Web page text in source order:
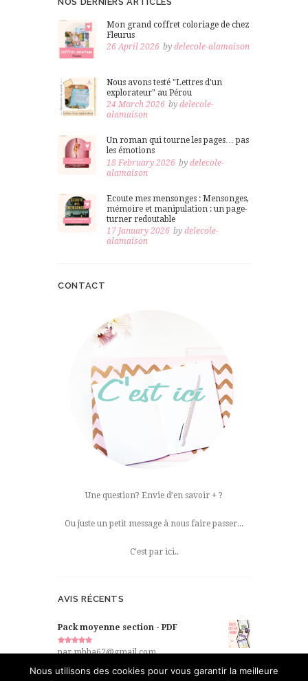
Mon grand coffret coloriage de chez
Fleurus
26 April 2026 bydelecole-alamaison
Nous avons testé "Lettres d'un
explorateur" au Pérou
24 March 2026 bydelecole-
alamaison
Un roman qui tourne les pages… pas
les émotions
18 February 2026 bydelecole-
alamaison
Ecoute mes mensonges : Mensonges,
mémoire et manipulation : un page-
turner redoutable
17 January 2026 bydelecole-
alamaison
CONTACT
Une question? Envie d’en savoir + ?
Ou juste un petit message à nous faire passer...
C'est par ici..
AVIS RÉCENTS
Pack moyenne section - PDF
Note 5
par mbha62@gmail.com
Nous utilisons des cookies pour vous garantir la meilleure